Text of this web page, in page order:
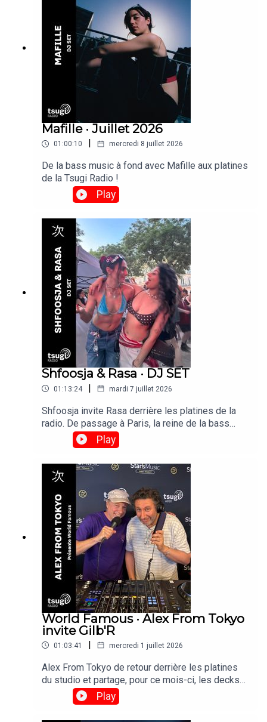
Mafille · Juillet 2026
01:00:10 mercredi 8 juillet 2026
De la bass music à fond avec Mafille aux platines
de la Tsugi Radio !
Play
Shfoosja & Rasa · DJ SET
01:13:24 | mardi 7 juillet 2026
Shfoosja invite Rasa derrière les platines de la
radio. De passage à Paris, la reine de la bass
music de Bangalore, s'impose comme l'une des
DJ indiennes les plus en vue à l'international.
Play
World Famous · Alex From Tokyo
invite Gilb'R
01:03:41 | mercredi 1 juillet 2026
Alex From Tokyo de retour derrière les platines
du studio et partage, pour ce mois-ci, les decks
avec Gilb'r, DJ et fondateur du label Versatile.
Play